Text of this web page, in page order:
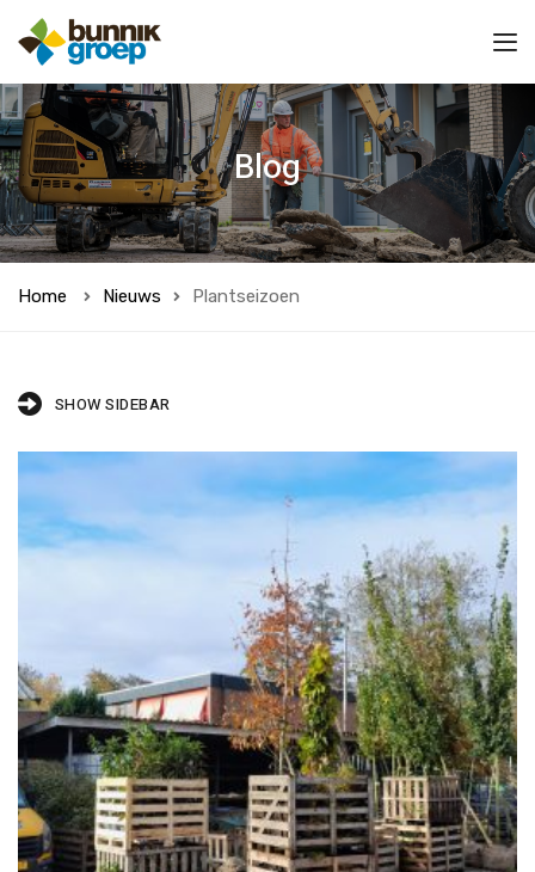
Blog
Home Nieuws Plantseizoen
SHOW SIDEBAR